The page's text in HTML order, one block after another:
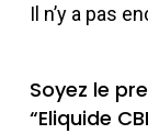
Il n’y a pas
Soyez le
“Eliquide